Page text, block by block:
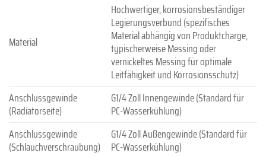
Material
Hochwertiger, korrosionsbeständiger
Legierungsverbund (spezifisches
Material abhängig von Produktcharge,
typischerweise Messing oder
vernickeltes Messing für optimale
Leitfähigkeit und Korrosionsschutz)
Anschlussgewinde
(Radiatorseite)
G1/4 Zoll Innengewinde (Standard für
PC-Wasserkühlung)
Anschlussgewinde
(Schlauchverschraubung)
G1/4 Zoll Außengewinde (Standard für
PC-Wasserkühlung)